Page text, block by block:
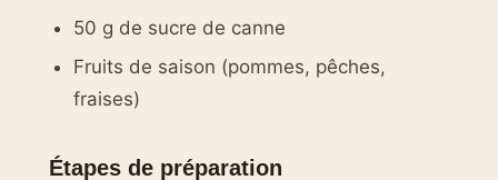
50 g de sucre de canne
Fruits de saison (pommes, pêches,
fraises)
Étapes de préparation